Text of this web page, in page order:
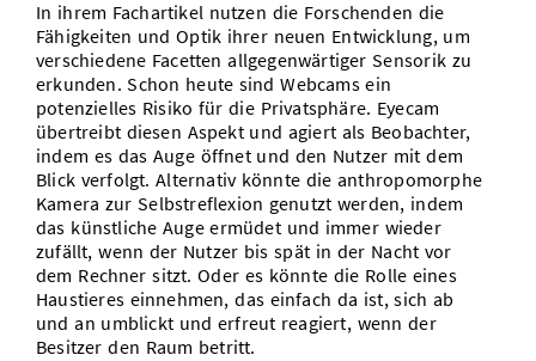
In ihrem Fachartikel nutzen die Forschenden die
Fähigkeiten und Optik ihrer neuen Entwicklung, um
verschiedene Facetten allgegenwärtiger Sensorik zu
erkunden. Schon heute sind Webcams ein
potenzielles Risiko für die Privatsphäre. Eyecam
übertreibt diesen Aspekt und agiert als Beobachter,
indem es das Auge öffnet und den Nutzer mit dem
Blick verfolgt. Alternativ könnte die anthropomorphe
Kamera zur Selbstreflexion genutzt werden, indem
das künstliche Auge ermüdet und immer wieder
zufällt, wenn der Nutzer bis spät in der Nacht vor
dem Rechner sitzt. Oder es könnte die Rolle eines
Haustieres einnehmen, das einfach da ist, sich ab
und an umblickt und erfreut reagiert, wenn der
Besitzer den Raum betritt.